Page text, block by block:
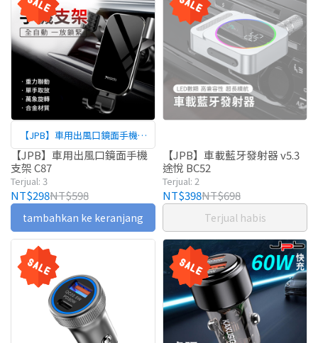
【JPB】車用出風口鏡面手機支
架
【JPB】車用出風口鏡面手機
支架 C87
Terjual: 3
NT$298NT$598
tambahkan ke keranjang
【JPB】車載藍牙發射器 v5.3
途悅 BC52
Terjual: 2
NT$398NT$698
Terjual habis